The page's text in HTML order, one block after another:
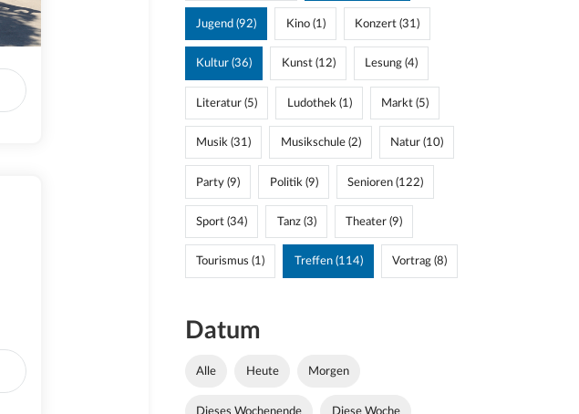
Jugend (92) Kino (1) Konzert (31)
Kultur (36) Kunst (12) Lesung (4)
Literatur (5) Ludothek (1) Markt (5)
Musik (31) Musikschule (2) Natur (10)
Party (9) Politik (9) Senioren (122)
Sport (34) Tanz (3) Theater (9)
Tourismus (1) Treffen (114) Vortrag (8)
Datum
Alle Heute Morgen
Dieses Wochenende Diese Woche